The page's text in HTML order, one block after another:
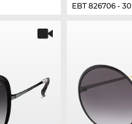
EBT 826706 - 30